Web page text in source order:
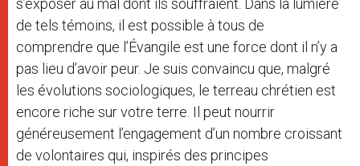
s’exposer au mal dont ils souffraient. Dans la lumière
de tels témoins, il est possible à tous de
comprendre que l’Évangile est une force dont il n’y a
pas lieu d’avoir peur. Je suis convaincu que, malgré
les évolutions sociologiques, le terreau chrétien est
encore riche sur votre terre. Il peut nourrir
généreusement l’engagement d’un nombre croissant
de volontaires qui, inspirés des principes